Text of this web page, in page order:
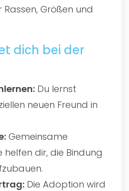
Größen und
dich bei der
Du lernst
neuen Freund in
Gemeinsame
dir, die Bindung
Die Adoption wird